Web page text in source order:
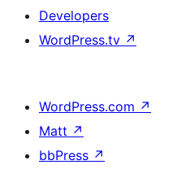
Developers
WordPress.tv ↗
WordPress.com ↗
Matt ↗
bbPress ↗